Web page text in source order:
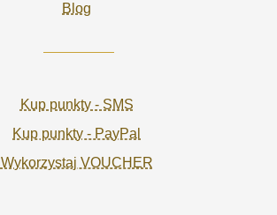
Blog
Kup punkty - SMS
Kup punkty - PayPal
Wykorzystaj VOUCHER